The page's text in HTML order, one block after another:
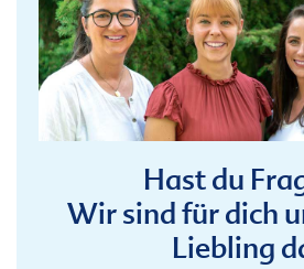
Hast du
Wir sind für dich
Liebling